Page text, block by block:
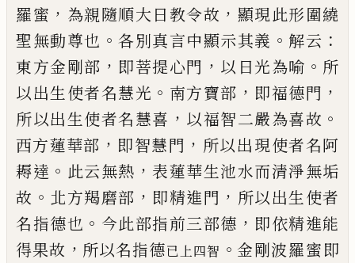
羅蜜 ， 為親隨順大日教令故 ， 顯現此形圍繞
聖無動尊也 。 各別真言中顯示其義 。 解云 ：
東方金剛部 ， 即菩提心門 ， 以日光為喻 。 所
以出生使者名慧光 。 南方寶部 ， 即福德門 ，
所以出生使者名慧喜 ， 以福智二嚴為喜故 。
西方蓮華部 ， 即智慧門 ， 所以出現使者名阿
耨達 。 此云無熱 ， 表蓮華生池水而清淨無垢
故 。 北方羯磨部 ， 即精進門 ， 所以出生使者
名指德也 。 今此部指前三部德 ， 即依精進能
得果故 ， 所以名指德已上四智 。 金剛波羅蜜即